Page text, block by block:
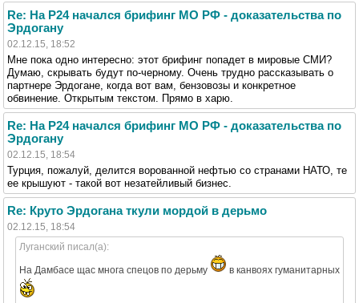
Re: На Р24 начался брифинг МО РФ - доказательства по
Эрдогану
02.12.15, 18:52
Мне пока одно интересно: этот брифинг попадет в мировые СМИ?
Думаю, скрывать будут по-черному. Очень трудно рассказывать о
партнере Эрдогане, когда вот вам, бензовозы и конкретное
обвинение. Открытым текстом. Прямо в харю.
Re: На Р24 начался брифинг МО РФ - доказательства по
Эрдогану
02.12.15, 18:54
Турция, пожалуй, делится ворованной нефтью со странами НАТО, те
ее крышуют - такой вот незатейливый бизнес.
Re: Круто Эрдогана ткули мордой в дерьмо
02.12.15, 18:54
Луганский писал(а):
На Дамбасе щас многа спецов по дерьму в канвоях гуманитарных